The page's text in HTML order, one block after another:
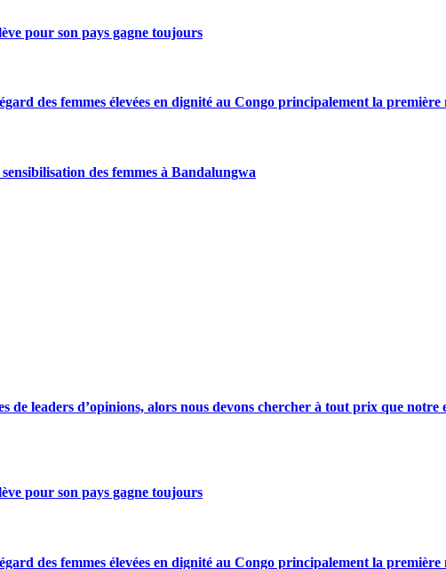
pour son pays gagne toujours
des femmes élevées en dignité au Congo principalement la
des femmes à Bandalungwa
de leaders d’opinions, alors nous devons chercher à tout prix que
pour son pays gagne toujours
des femmes élevées en dignité au Congo principalement la